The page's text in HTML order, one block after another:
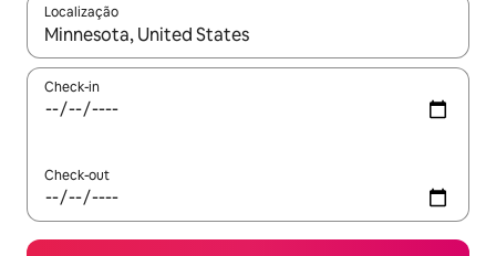
Localização
Quando os resultados estiverem disponíveis, navegue com
Check-in
Check-out